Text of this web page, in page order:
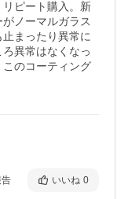
ピート購入。新
ノーマルガラス
まったり異常に
異常はなくなっ
のコーティング
いいね 0